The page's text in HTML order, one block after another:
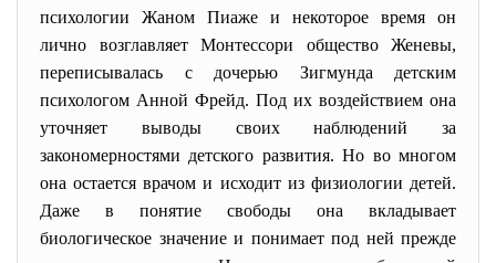
психологии Жаном Пиаже и некоторое время он
лично возглавляет Монтессори общество Женевы,
переписывалась с дочерью Зигмунда детским
психологом Анной Фрейд. Под их воздействием она
уточняет выводы своих наблюдений за
закономерностями детского развития. Но во многом
она остается врачом и исходит из физиологии детей.
Даже в понятие свободы она вкладывает
биологическое значение и понимает под ней прежде